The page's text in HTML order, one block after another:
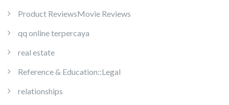
Product ReviewsMovie Reviews
qq online terpercaya
real estate
Reference & Education::Legal
relationships